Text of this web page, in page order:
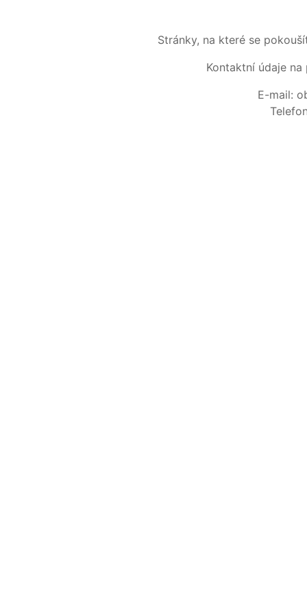
Stránky, na které se
Kontaktní údaje
E-mail: